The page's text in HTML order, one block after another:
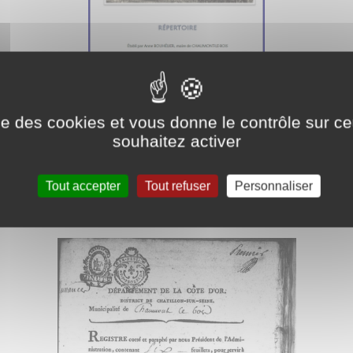
Consulter le répertoire
d'Or met à votre disposition divers
des cookies et vous donne le contrôle sur
souhaitez activer
Tout accepter Tout refuser Personnaliser